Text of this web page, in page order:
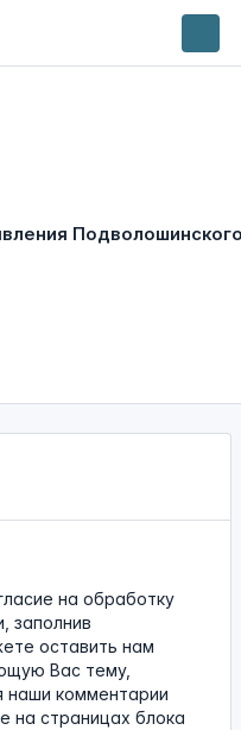
на обработку
заполнив
оставить нам
Вас тему,
наши комментарии
на страницах блока